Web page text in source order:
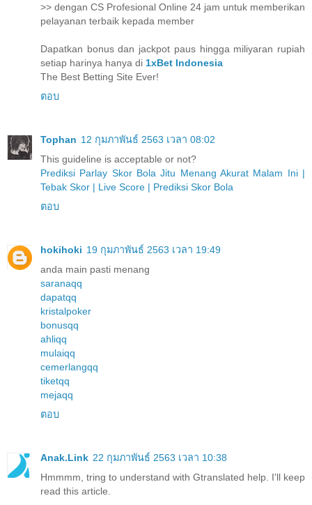
>> dengan CS Profesional Online 24 jam untuk memberikan
pelayanan terbaik kepada member
Dapatkan bonus dan jackpot paus hingga miliyaran rupiah
setiap harinya hanya di 1xBet Indonesia
The Best Betting Site Ever!
ตอบ
Tophan 12 กุมภาพันธ์ 2563 เวลา 08:02
This guideline is acceptable or not?
Prediksi Parlay Skor Bola Jitu Menang Akurat Malam Ini |
Tebak Skor | Live Score | Prediksi Skor Bola
ตอบ
hokihoki 19 กุมภาพันธ์ 2563 เวลา 19:49
anda main pasti menang
saranaqq
dapatqq
kristalpoker
bonusqq
ahliqq
mulaiqq
cemerlangqq
tiketqq
mejaqq
ตอบ
Anak.Link 22 กุมภาพันธ์ 2563 เวลา 10:38
Hmmmm, tring to understand with Gtranslated help. I'll keep
read this article.